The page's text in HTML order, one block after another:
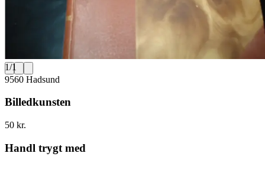
1/1
9560 Hadsund
Billedkunsten
50 kr.
Handl trygt med